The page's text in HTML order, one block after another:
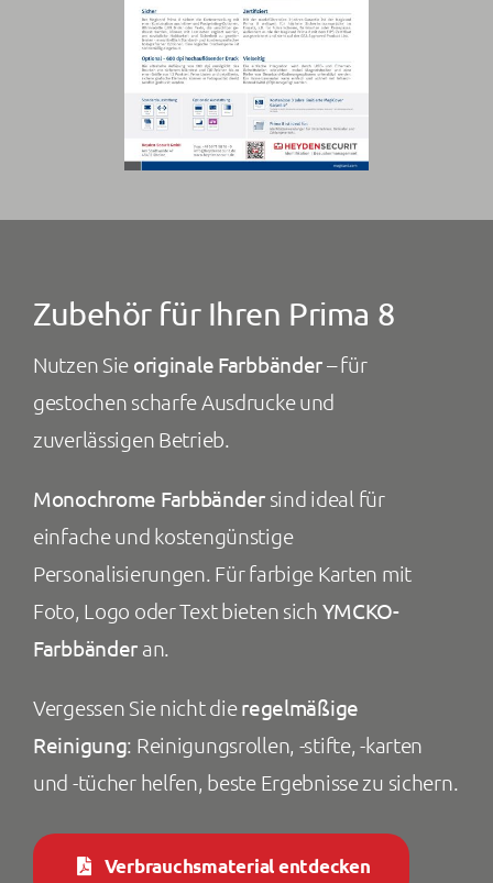
Zubehör für Ihren Prima 8
Nutzen Sie originale Farbbänder– für
gestochen scharfe Ausdrucke und
zuverlässigen Betrieb.
Monochrome Farbbänder sind ideal für
einfache und kostengünstige
Personalisierungen. Für farbige Karten mit
Foto, Logo oder Text bieten sich YMCKO-
Farbbänder an.
Vergessen Sie nicht dieregelmäßige
Reinigung: Reinigungsrollen, -stifte, -karten
und -tücher helfen, beste Ergebnisse zu sichern.
Verbrauchsmaterial entdecken